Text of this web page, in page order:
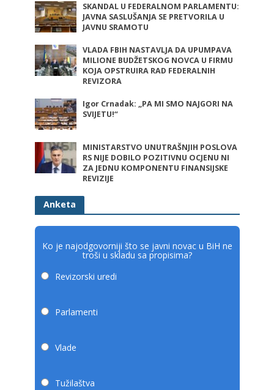
SKANDAL U FEDERALNOM PARLAMENTU:
JAVNA SASLUŠANJA SE PRETVORILA U
JAVNU SRAMOTU
VLADA FBIH NASTAVLJA DA UPUMPAVA
MILIONE BUDŽETSKOG NOVCA U FIRMU
KOJA OPSTRUIRA RAD FEDERALNIH
REVIZORA
Igor Crnadak: „PA MI SMO NAJGORI NA
SVIJETU!“
MINISTARSTVO UNUTRAŠNJIH POSLOVA
RS NIJE DOBILO POZITIVNU OCJENU NI
ZA JEDNU KOMPONENTU FINANSIJSKE
REVIZIJE
Anketa
Ko je najodgovorniji što se javni novac u BiH ne
troši u skladu sa propisima?
Revizorski uredi
Parlamenti
Vlade
Tužilaštva